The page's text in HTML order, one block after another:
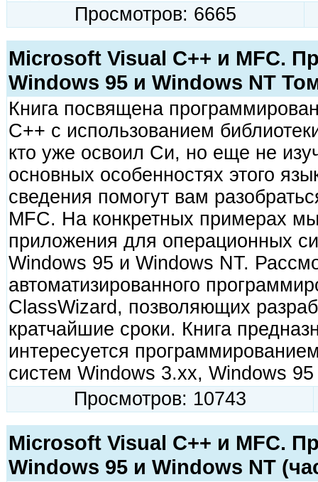
Просмотров: 6665
Microsoft Visual C++ и MFC.
Windows 95 и Windows NT
Книга посвящена
С++ с использованием
кто уже освоил Си, но еще не
основных особенностях этого
сведения помогут вам
MFC. На конкретных примерах
приложения для операционных
Windows 95 и Windows NT.
автоматизированного
ClassWizard, позволяющих
кратчайшие сроки. Книга
интересуется
систем Windows 3.xx, Windows
Просмотров: 10743
Microsoft Visual C++ и MFC.
Windows 95 и Windows NT